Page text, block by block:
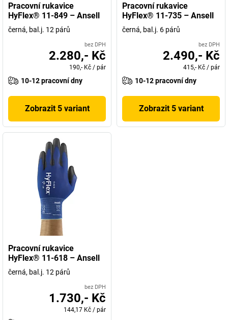
Pracovní rukavice
HyFlex® 11-849 – Ansell
černá, bal.j. 12 párů
bez DPH
2.280,- Kč
190,- Kč / pár
10-12 pracovní dny
Zobrazit 5 variant
Pracovní rukavice
HyFlex® 11-735 – Ansell
černá, bal.j. 6 párů
bez DPH
2.490,- Kč
415,- Kč / pár
10-12 pracovní dny
Zobrazit 5 variant
Pracovní rukavice
HyFlex® 11-618 – Ansell
černá, bal.j. 12 párů
bez DPH
1.730,- Kč
144,17 Kč / pár